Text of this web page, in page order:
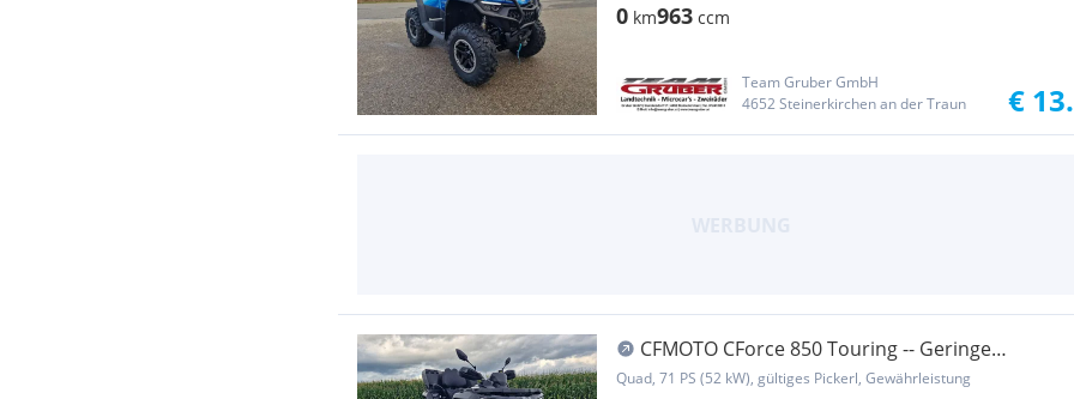
0 km963 ccm
Team Gruber GmbH
4652 Steinerkirchen an der Traun
€
CFMOTO CForce 850 Touring -- Geringe
Stückzahl TOP Pre...
Quad, 71 PS (52 kW), gültiges Pickerl, Gewährleistung